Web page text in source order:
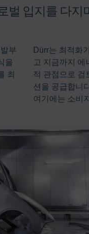
입지를 다
부
을
최
Dürr는 최적화
고 지금까지
적 관점으로 검
션을 공급합니
여기에는 소비